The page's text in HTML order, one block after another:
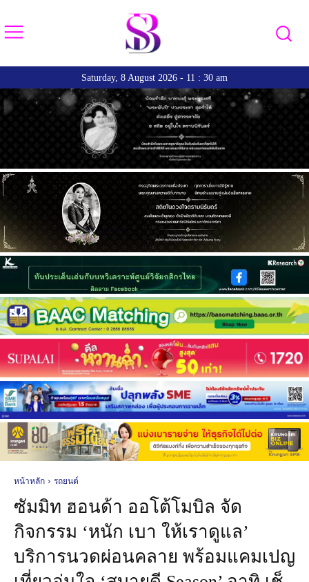
Saturday, 8 August 2026 - 11 : 30 am
หน้าหลัก รถยนต์
ซัมมิท ฮอนด้า ออโต้โมบิล จัด
กิจกรรม ‘หนัก เบา ให้เราดูแล’
บริการนวดผ่อนคลาย พร้อมแคมเปญ